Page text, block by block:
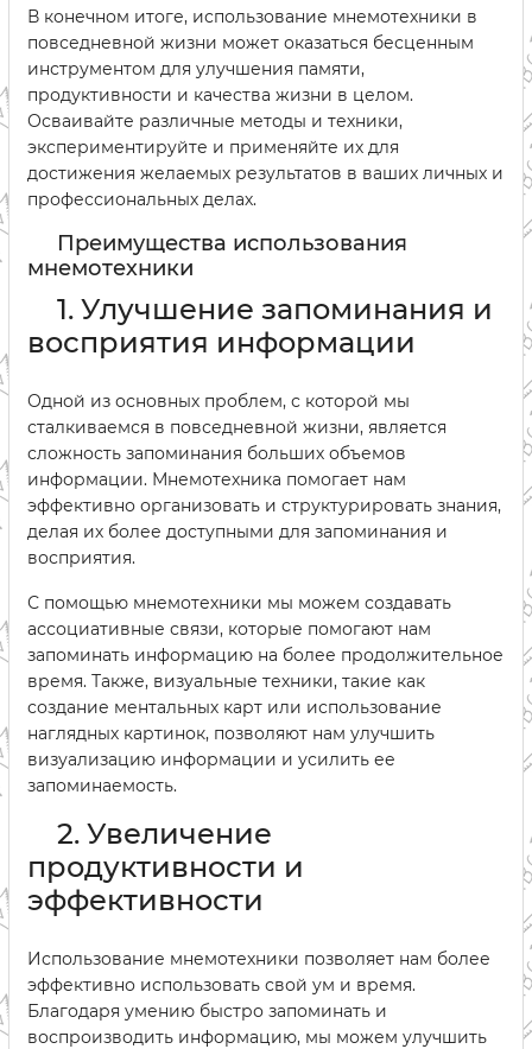
В конечном итоге, использование мнемотехники в
повседневной жизни может оказаться бесценным
инструментом для улучшения памяти,
продуктивности и качества жизни в целом.
Осваивайте различные методы и техники,
экспериментируйте и применяйте их для
достижения желаемых результатов в ваших личных и
профессиональных делах.
Преимущества использования
мнемотехники
1. Улучшение запоминания и
восприятия информации
Одной из основных проблем, с которой мы
сталкиваемся в повседневной жизни, является
сложность запоминания больших объемов
информации. Мнемотехника помогает нам
эффективно организовать и структурировать знания,
делая их более доступными для запоминания и
восприятия.
С помощью мнемотехники мы можем создавать
ассоциативные связи, которые помогают нам
запоминать информацию на более продолжительное
время. Также, визуальные техники, такие как
создание ментальных карт или использование
наглядных картинок, позволяют нам улучшить
визуализацию информации и усилить ее
запоминаемость.
2. Увеличение
продуктивности и
эффективности
Использование мнемотехники позволяет нам более
эффективно использовать свой ум и время.
Благодаря умению быстро запоминать и
воспроизводить информацию, мы можем улучшить